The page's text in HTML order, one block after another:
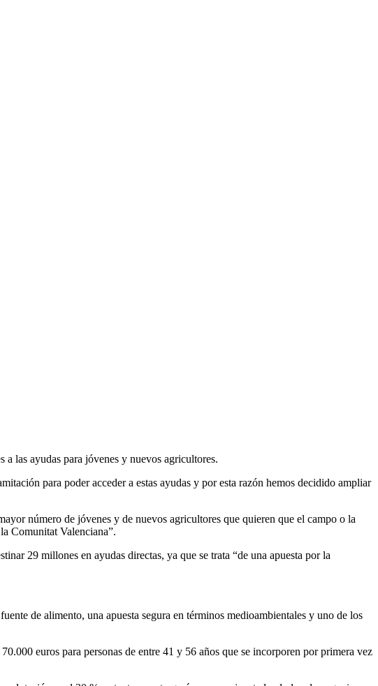
las ayudas para jóvenes y nuevos agricultores.
para poder acceder a estas ayudas y por esta razón hemos decidido ampliar
número de jóvenes y de nuevos agricultores que quieren que el campo o la
Comunitat Valenciana”.
29 millones en ayudas directas, ya que se trata “de una apuesta por la
de alimento, una apuesta segura en términos medioambientales y uno de los
euros para personas de entre 41 y 56 años que se incorporen por primera vez